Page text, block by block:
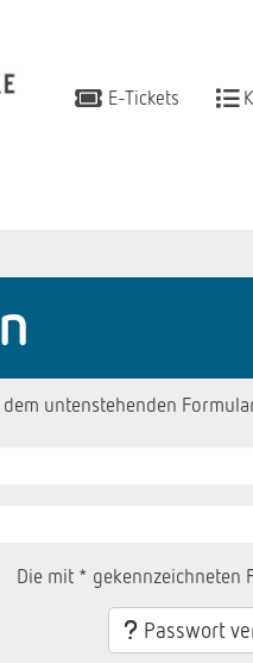
E-Tickets
untenstehenden
Die mit * gekennzeichneten
Passwort